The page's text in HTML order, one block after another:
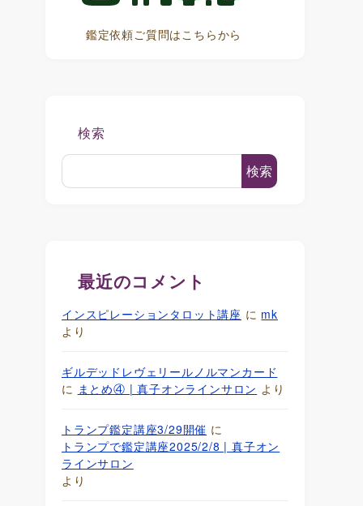
鑑定依頼ご質問はこちらから
検索
検索
最近のコメント
インスピレーションタロット講座 に mk
より
ギルデッドレヴェリールノルマンカード
に まとめ④ | 真子オンラインサロン より
トランプ鑑定講座3/29開催 に
トランプで鑑定講座2025/2/8 | 真子オン
ラインサロン
より